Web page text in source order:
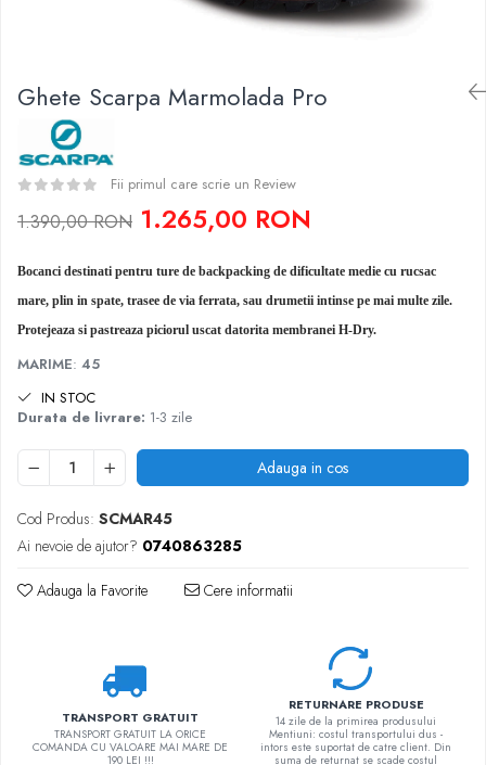
Copii
Espadrile
Casti
Lopeti de zapada / avalansa
Bandane
Imbracaminte de corp
Copii
Jachete copii
Caciuli
Sosete
Imbracaminte de corp
Ghete Scarpa Marmolada Pro
Fii primul care scrie un Review
1.390,00 RON 1.265,00 RON
Bocanci destinati pentru ture de backpacking de dificultate medie cu rucsac
mare, plin in spate, trasee de via ferrata, sau drumetii intinse pe mai multe zile.
Protejeaza si pastreaza piciorul uscat datorita membranei H-Dry.
MARIME: 45
IN STOC
Durata de livrare: 1-3 zile
Adauga in cos
Cod Produs: SCMAR45
Ai nevoie de ajutor? 0740863285
Adauga la Favorite Cere informatii
TRANSPORT GRATUIT
TRANSPORT GRATUIT LA ORICE
COMANDA CU VALOARE MAI MARE DE
190 LEI !!!
RETURNARE PRODUSE
14 zile de la primirea produsului
Mentiuni: costul transportului dus -
intors este suportat de catre client. Din
suma de returnat se scade costul